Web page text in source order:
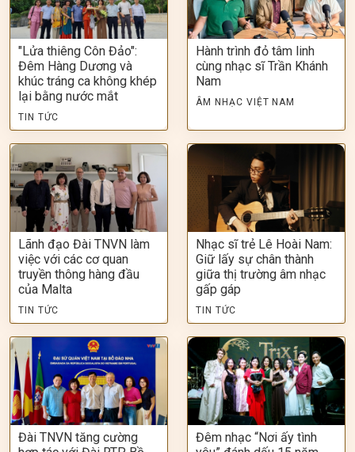
"Lửa thiêng Côn Đảo":
Đêm Hàng Dương và
khúc tráng ca không khép
lại bằng nước mắt
TIN TỨC
Hành trình đỏ tâm linh
cùng nhạc sĩ Trần Khánh
Nam
ÂM NHẠC VIỆT NAM
Lãnh đạo Đài TNVN làm
việc với các cơ quan
truyền thông hàng đầu
của Malta
TIN TỨC
Nhạc sĩ trẻ Lê Hoài Nam:
Giữ lấy sự chân thành
giữa thị trường âm nhạc
gấp gáp
TIN TỨC
Đài TNVN tăng cường
Đêm nhạc “Nơi ấy tình